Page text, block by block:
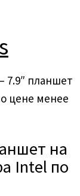
7.9″ планшет
цене менее
на
Intel по